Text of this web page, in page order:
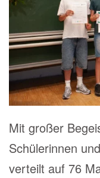
Mit großer
Schülerinnen
verteilt auf 76